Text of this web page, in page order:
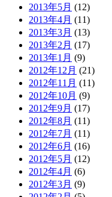
2013年5月 (12)
2013年4月 (11)
2013年3月 (13)
2013年2月 (17)
2013年1月 (9)
2012年12月 (21)
2012年11月 (11)
2012年10月 (9)
2012年9月 (17)
2012年8月 (11)
2012年7月 (11)
2012年6月 (16)
2012年5月 (12)
2012年4月 (6)
2012年3月 (9)